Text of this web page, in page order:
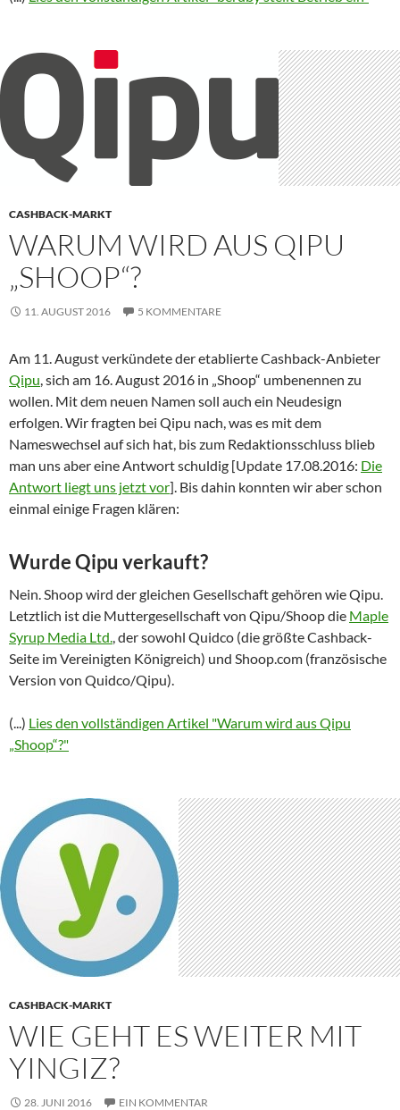
CASHBACK-MARKT
WARUM WIRD AUS QIPU
„SHOOP“?
11. AUGUST 2016 5 KOMMENTARE
Am 11. August verkündete der etablierte Cashback-Anbieter
Qipu , sich am 16. August 2016 in „Shoop“ umbenennen zu
wollen. Mit dem neuen Namen soll auch ein Neudesign
erfolgen. Wir fragten bei Qipu nach, was es mit dem
Nameswechsel auf sich hat, bis zum Redaktionsschluss blieb
man uns aber eine Antwort schuldig [Update 17.08.2016: Die
Antwort liegt uns jetzt vor]. Bis dahin konnten wir aber schon
einmal einige Fragen klären:
Wurde Qipu verkauft?
Nein. Shoop wird der gleichen Gesellschaft gehören wie Qipu.
Letztlich ist die Muttergesellschaft von Qipu/Shoop die Maple
Syrup Media Ltd. , der sowohl Quidco (die größte Cashback-
Seite im Vereinigten Königreich) und Shoop.com (französische
Version von Quidco/Qipu).
(...) Lies den vollständigen Artikel "Warum wird aus Qipu
„Shoop“?"
CASHBACK-MARKT
WIE GEHT ES WEITER MIT
YINGIZ?
28. JUNI 2016 EIN KOMMENTAR